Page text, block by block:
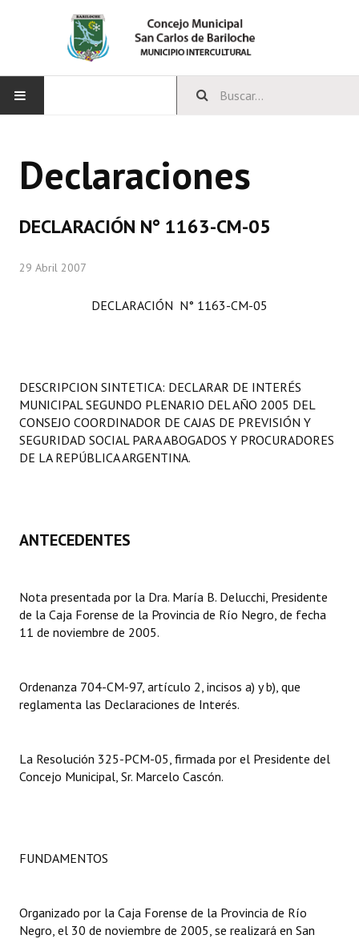
CONCEJO
Comisiones Especiales
LEGISLACIÓN
Constitución Nacional
Reglamento Interno
Organigrama
Informes de Gestión
Actas de Sesión
NORMATIVA
Declaraciones
DECLARACIÓN N° 1163-CM-05
29 Abril 2007
DECLARACIÓN N° 1163-CM-05
DESCRIPCION SINTETICA: DECLARAR DE INTERÉS
MUNICIPAL SEGUNDO PLENARIO DEL AÑO 2005 DEL
CONSEJO COORDINADOR DE CAJAS DE PREVISIÓN Y
SEGURIDAD SOCIAL PARA ABOGADOS Y PROCURADORES
DE LA REPÚBLICA ARGENTINA.
ANTECEDENTES
Nota presentada por la Dra. María B. Delucchi, Presidente
de la Caja Forense de la Provincia de Río Negro, de fecha
11 de noviembre de 2005.
Ordenanza 704-CM-97, artículo 2, incisos a) y b), que
reglamenta las Declaraciones de Interés.
La Resolución 325-PCM-05, firmada por el Presidente del
Concejo Municipal, Sr. Marcelo Cascón.
FUNDAMENTOS
Organizado por la Caja Forense de la Provincia de Río
Negro, el 30 de noviembre de 2005, se realizará en San